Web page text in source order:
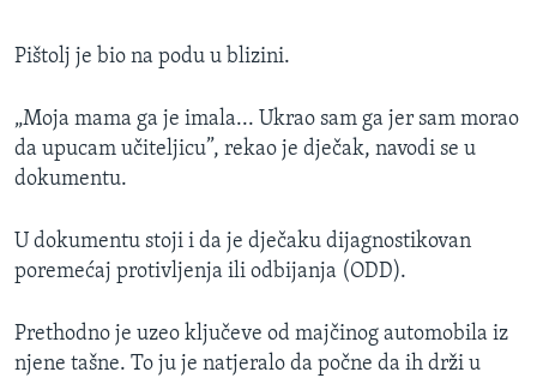
Pištolj je bio na podu u blizini.
„Moja mama ga je imala... Ukrao sam ga jer sam morao
da upucam učiteljicu”, rekao je dječak, navodi se u
dokumentu.
U dokumentu stoji i da je dječaku dijagnostikovan
poremećaj protivljenja ili odbijanja (ODD).
Prethodno je uzeo ključeve od majčinog automobila iz
njene tašne. To ju je natjeralo da počne da ih drži u